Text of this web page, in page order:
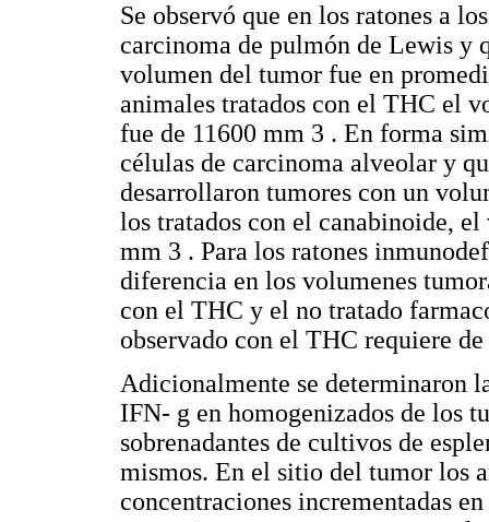
Se observó que en los ratones a
carcinoma de pulmón de Lewis y
volumen del tumor fue en
animales tratados con el THC el
fue de 11600 mm 3 . En forma
células de carcinoma alveolar y
desarrollaron tumores con un
los tratados con el canabinoide,
mm 3 . Para los ratones
diferencia en los volumenes
con el THC y el no tratado
observado con el THC requiere
Adicionalmente se determinaron
IFN- g en homoge­nizados de los
sobrenadantes de cultivos de
mismos. En el sitio del tumor los
concentraciones incrementadas